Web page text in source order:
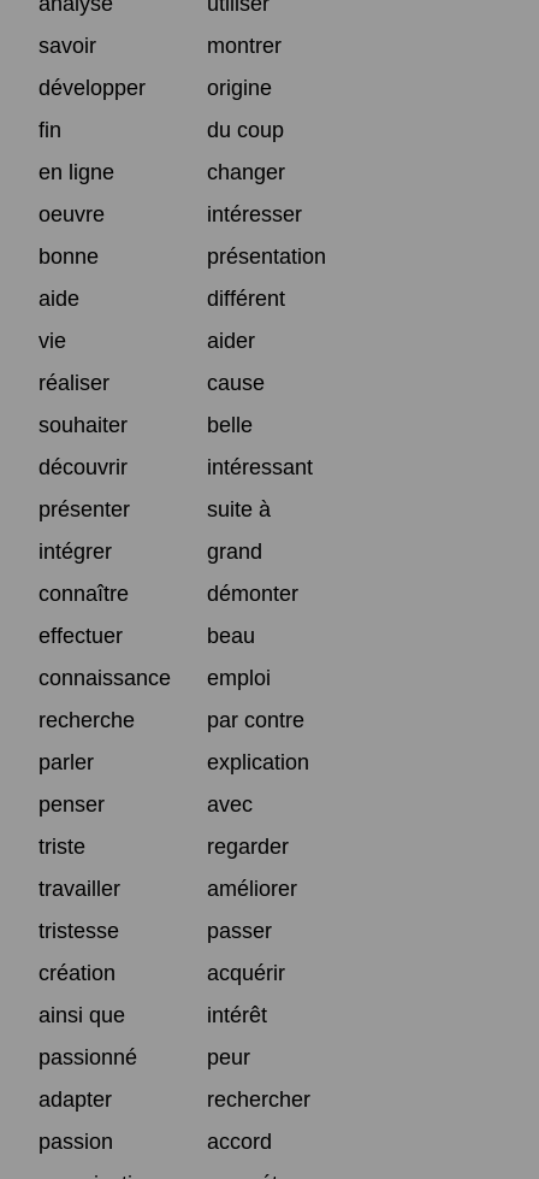
savoir
montrer
développer
origine
fin
du coup
en ligne
changer
oeuvre
intéresser
bonne
présentation
aide
différent
vie
aider
réaliser
cause
souhaiter
belle
découvrir
intéressant
présenter
suite à
intégrer
grand
connaître
démonter
effectuer
beau
connaissance
emploi
recherche
par contre
parler
explication
penser
avec
triste
regarder
travailler
améliorer
tristesse
passer
création
acquérir
ainsi que
intérêt
passionné
peur
adapter
rechercher
passion
accord